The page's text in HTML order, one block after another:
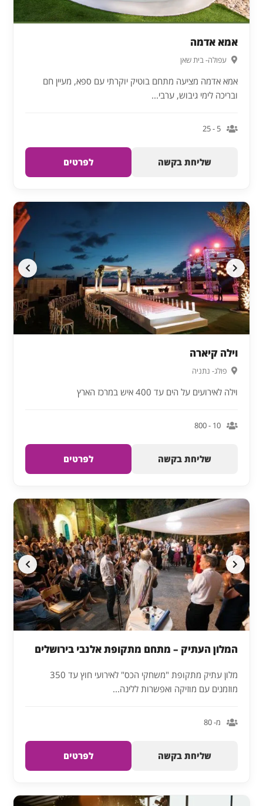
אמא אדמה
עפולה- בית שאן
אמא אדמה מציעה מתחם בוטיק יוקרתי עם ספא, מעיין חם
ובריכה לימי גיבוש, ערבי...
5 - 25
שליחת בקשה לפרטים
וילה קיארה
פולג- נתניה
וילה לאירועים על הים עד 400 איש במרכז הארץ
10 - 800
שליחת בקשה לפרטים
המלון העתיק – מתחם מתקופת אלנבי בירושלים
מלון עתיק מתקופת "משחקי הכס" לאירועי חוץ עד 350
מוזמנים עם מוזיקה ואפשרות ללינה...
מ- 80
שליחת בקשה לפרטים